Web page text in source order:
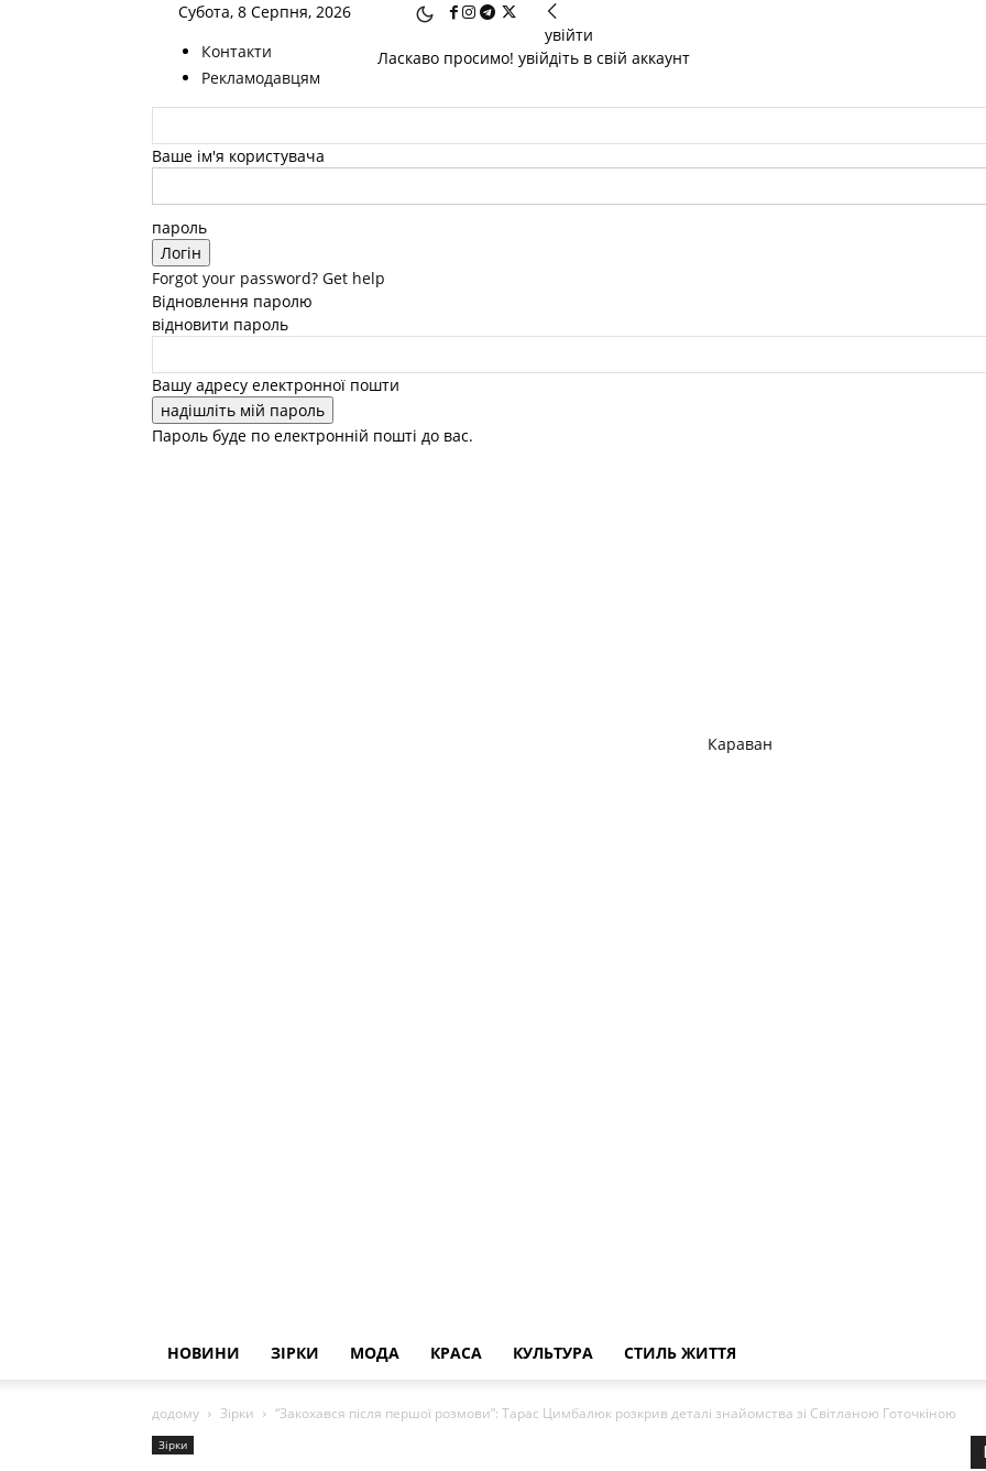
Субота, 8 Серпня, 2026
Контакти
Рекламодавцям
увійти
Ласкаво просимо! увійдіть в свій аккаунт
Ваше ім'я користувача
пароль
Forgot your password? Get help
Відновлення паролю
відновити пароль
Вашу адресу електронної пошти
Пароль буде по електронній пошті до вас.
Караван
НОВИНИ ЗІРКИ МОДА КРАСА КУЛЬТУРА СТИЛЬ ЖИТТЯ
додому Зірки “Закохався після першої розмови”: Тарас Цимбалюк розкрив деталі знайомства зі Світланою Готочкіною
Зірки